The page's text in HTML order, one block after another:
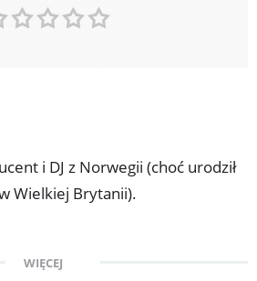
i DJ z Norwegii (choć urodził
Wielkiej Brytanii).
singlami "Fade", "Spectre"
WIĘCEJ